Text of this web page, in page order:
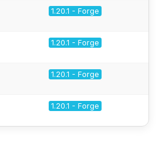
1.20.1 - Forge
1.20.1 - Forge
1.20.1 - Forge
1.20.1 - Forge